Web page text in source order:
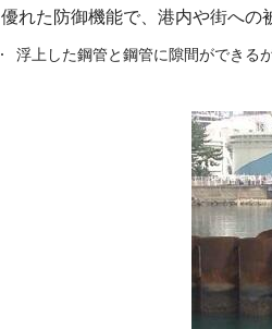
優れた防御機能で、港内や街への
浮上した鋼管と鋼管に隙間ができる